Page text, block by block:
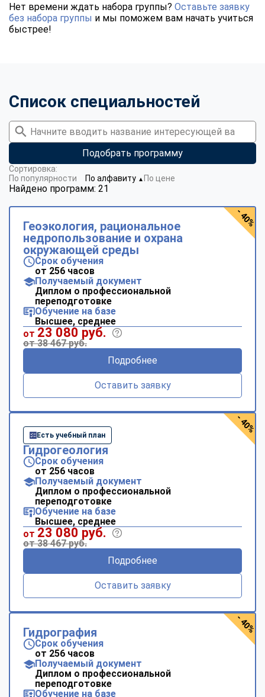
Нет времени ждать набора группы? Оставьте заявку
без набора группы и мы поможем вам начать учиться
быстрее!
Список специальностей
Подобрать программу
Найдено программ: 21
Сортировка:
По популярности
По алфавиту ▼ По цене
Геоэкология, рациональное
недропользование и охрана
окружающей среды
Срок обучения
от 256 часов
Получаемый документ
Диплом о профессиональной
переподготовке
Обучение на базе
Высшее, среднее
от 23 080 руб.
от 38 467 руб.
Подробнее
Оставить заявку
- 40%
Есть учебный план
Гидрогеология
Срок обучения
от 256 часов
Получаемый документ
Диплом о профессиональной
переподготовке
Обучение на базе
Высшее, среднее
от 23 080 руб.
от 38 467 руб.
Подробнее
Оставить заявку
- 40%
Гидрография
Срок обучения
от 256 часов
Получаемый документ
Диплом о профессиональной
переподготовке
Обучение на базе
- 40%